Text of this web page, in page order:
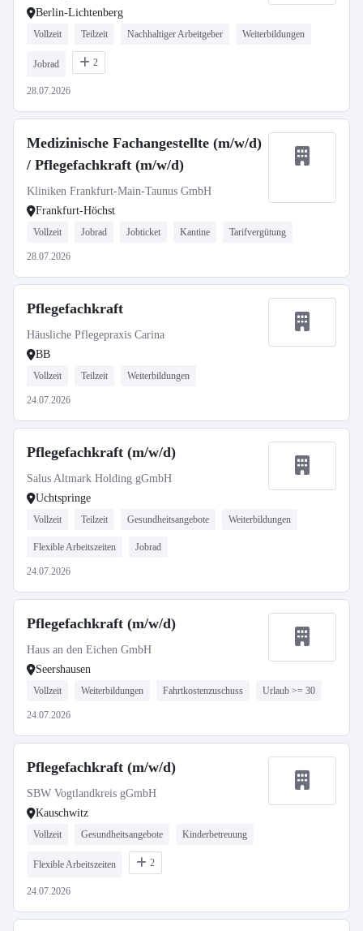
Berlin-Lichtenberg
Vollzeit Teilzeit Nachhaltiger Arbeitgeber Weiterbildungen
Jobrad 2
28.07.2026
Medizinische Fachangestellte (m/w/d)
/ Pflegefachkraft (m/w/d)
Kliniken Frankfurt-Main-Taunus GmbH
Frankfurt-Höchst
Vollzeit Jobrad Jobticket Kantine Tarifvergütung
28.07.2026
Pflegefachkraft
Häusliche Pflegepraxis Carina
BB
Vollzeit Teilzeit Weiterbildungen
24.07.2026
Pflegefachkraft (m/w/d)
Salus Altmark Holding gGmbH
Uchtspringe
Vollzeit Teilzeit Gesundheitsangebote Weiterbildungen
Flexible Arbeitszeiten Jobrad
24.07.2026
Pflegefachkraft (m/w/d)
Haus an den Eichen GmbH
Seershausen
Vollzeit Weiterbildungen Fahrtkostenzuschuss Urlaub >= 30
24.07.2026
Pflegefachkraft (m/w/d)
SBW Vogtlandkreis gGmbH
Kauschwitz
Vollzeit Gesundheitsangebote Kinderbetreuung
Flexible Arbeitszeiten 2
24.07.2026